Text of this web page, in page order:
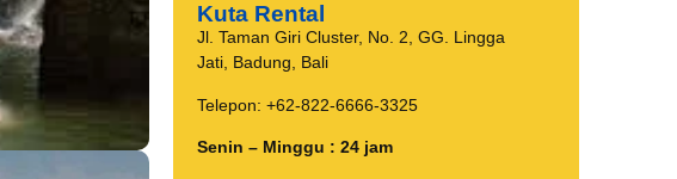
Kuta Rental
Jl. Taman Giri Cluster, No. 2, GG. Lingga
Jati, Badung, Bali
Telepon: +62-822-6666-3325
Senin – Minggu : 24 jam